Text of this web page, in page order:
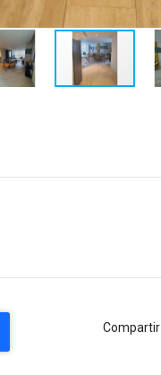
Compartir